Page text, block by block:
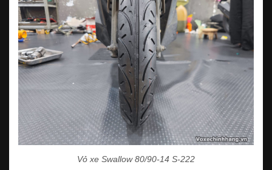
Vỏ xe Swallow 80/90-14 S-222